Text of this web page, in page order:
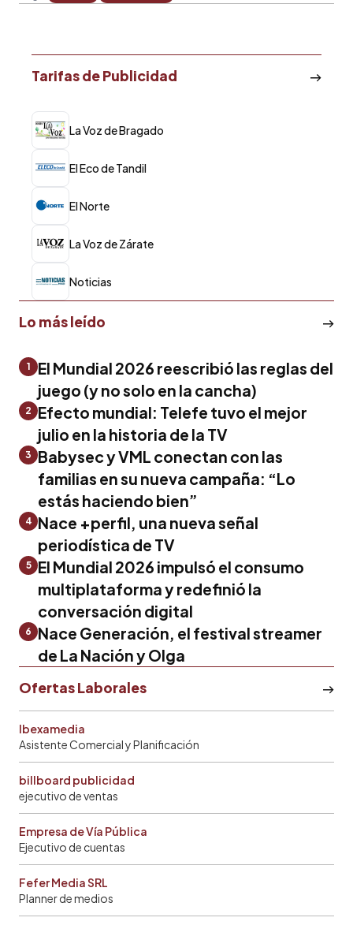
Tarifas de Publicidad
La Voz de Bragado
El Eco de Tandil
El Norte
La Voz de Zárate
Noticias
Lo más leído
1
El Mundial 2026 reescribió las reglas del
juego (y no solo en la cancha)
2
Efecto mundial: Telefe tuvo el mejor
julio en la historia de la TV
3
Babysec y VML conectan con las
familias en su nueva campaña: “Lo
estás haciendo bien”
4 Nace +perfil, una nueva señal
periodística de TV
5
El Mundial 2026 impulsó el consumo
multiplataforma y redefinió la
conversación digital
6
Nace Generación, el festival streamer
de La Nación y Olga
Ofertas Laborales
Ibexamedia
Asistente Comercial y Planificación
billboard publicidad
ejecutivo de ventas
Empresa de Vía Pública
Ejecutivo de cuentas
Fefer Media SRL
Planner de medios